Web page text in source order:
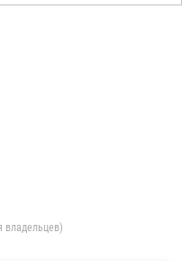
владельцев)